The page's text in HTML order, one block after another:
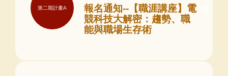
第二期計畫A
報名通知--【職涯講座】電
競科技大解密：趨勢、職
能與職場生存術